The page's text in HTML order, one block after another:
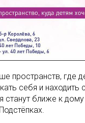
пространств, где
себя и находить
станут ближе к